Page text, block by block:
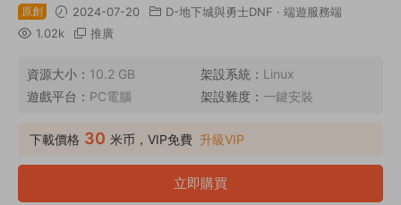
原創 2024-07-20 D-地下城與勇士DNF · 端遊服務端
1.02k
推廣
資源大小： 10.2 GB 架設系統： Linux
遊戲平台： PC電腦 架設難度： 一鍵安裝
下載價格 30 米币，VIP免費 升級VIP
立即購買